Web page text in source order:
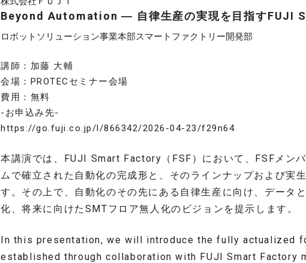
Beyond Automation ― 自律生産の実現を目指すFUJI
ロボットソリューション事業本部スマートファクトリー開発部
講師：加藤 大輔
会場：PROTECセミナー会場
費用：無料
-お申込み先-
https://go.fuji.co.jp/l/866342/2026-04-23/f29n64
本講演では、FUJI Smart Factory（FSF）において、FSFメン
ムで確立された自動化の完成形と、そのラインナップおよび実
す。その上で、自動化のその先にある自律生産に向け、データ
化、将来に向けたSMTフロア無人化のビジョンを提示します。
In this presentation, we will introduce the fully actualized
established through collaboration with FUJI Smart Factory